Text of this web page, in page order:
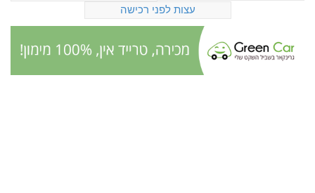
עצות לפני רכישה